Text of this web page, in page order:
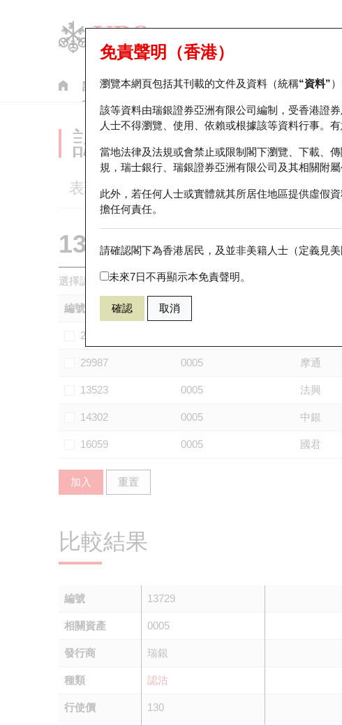
認股證 牛熊證 美股指數產品 輪證市場統計 正
免責聲明（香港）
瀏覽本網頁包括其刊載的文件及資料（統稱“資料”
該等資料由瑞銀證券亞洲有限公司編制，受香港證
人士不得瀏覽、使用、依賴或根據該等資料行事。
當地法律及法規或會禁止或限制閣下瀏覽、下載、
規，瑞士銀行、瑞銀證券亞洲有限公司及其相關附
此外，若任何人士或實體就其所居住地區提供虛假
擔任何責任。
請確認閣下為香港居民，及並非美籍人士（定義見
未來7日不再顯示本免責聲明。
確認 取消
認股證分析儀
表現 街貨統計 比較
13729 瑞銀認沽 0005 匯豐控股
選擇認股證作比較*你可以選擇最多五隻認股證
編號
28920
29987 0005 摩通
13523 0005 法興
14302 0005 中銀
16059 0005 國君
加入 重置
比較結果
編號 13729
相關資產 0005
發行商 瑞銀
種類 認沽
行使價 130